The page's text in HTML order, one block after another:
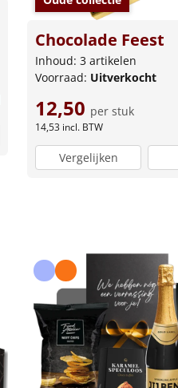
Chocolade Feest
Inhoud: 3 artikelen
Voorraad: Uitverkocht
12,50 per stuk
14,53 incl. BTW
Vergelijken